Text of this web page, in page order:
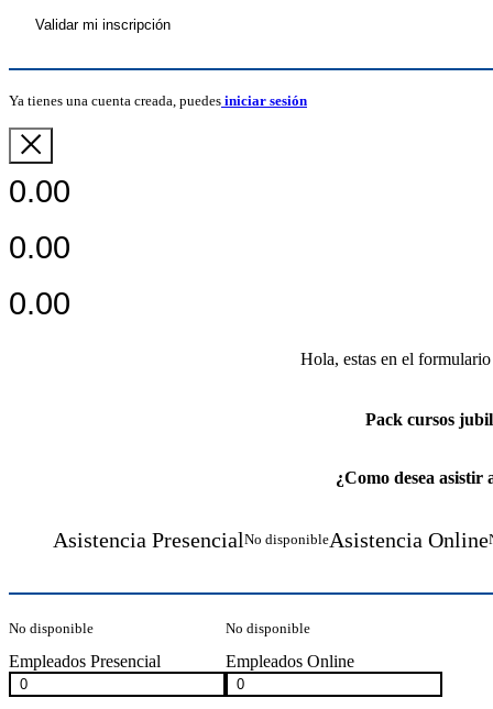
Validar mi inscripción
Ya tienes una cuenta creada, puedes iniciar sesión
0.00
0.00
0.00
Hola, estas en el formulario
Pack cursos
¿Como desea asistir
Asistencia PresencialNo disponibleAsistencia Online
No disponible
Empleados Presencial
No disponible
Empleados Online